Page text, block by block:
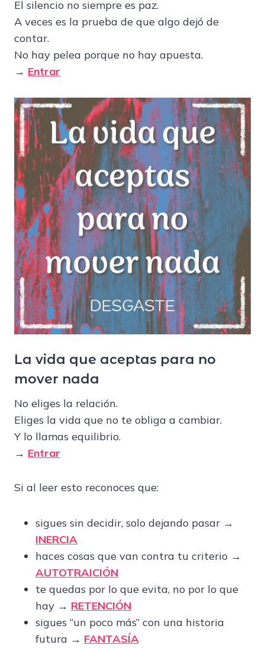
El silencio no siempre es paz.
A veces es la prueba de que algo dejó de
contar.
No hay pelea porque no hay apuesta.
→ Entrar
La vida que aceptas para no
mover nada
No eliges la relación.
Eliges la vida que no te obliga a cambiar.
Y lo llamas equilibrio.
→ Entrar
Si al leer esto reconoces que:
sigues sin decidir, solo dejando pasar →
INERCIA
haces cosas que van contra tu criterio →
AUTOTRAICIÓN
te quedas por lo que evita, no por lo que
hay → RETENCIÓN
sigues “un poco más” con una historia
futura → FANTASÍA